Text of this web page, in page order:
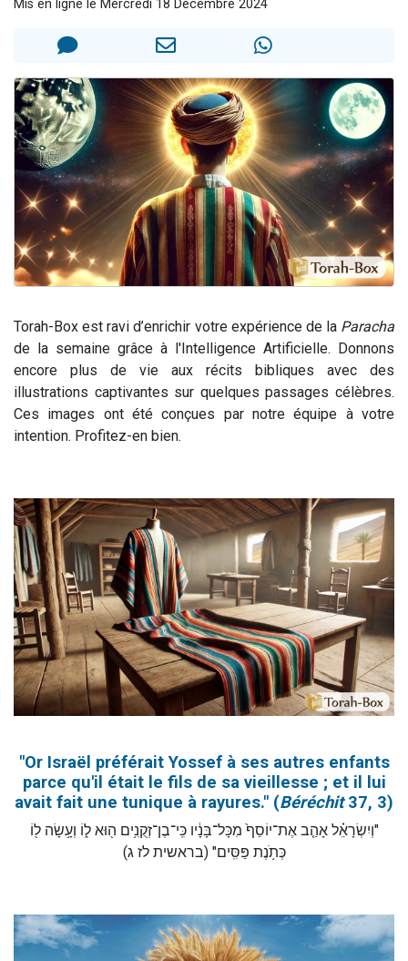
2 personnes viennent de nous rejoindre sur WhatsApp
2 personnes viennent de nous rejoindre sur WhatsApp
Mis en ligne le Mercredi 18 Décembre 2024
Torah-Box est ravi d’enrichir votre expérience de laParacha
de la semaine grâce à l'Intelligence Artificielle. Donnons
encore plus de vie aux récits bibliques avec des
illustrations captivantes sur quelques passages célèbres.
Ces images ont été conçues par notre équipe à votre
intention. Profitez-en bien.
"Or Israël préférait Yossef à ses autres enfants
parce qu'il était le fils de sa vieillesse ; et il lui
avait fait une tunique à rayures." (Béréchit37, 3)
"וְיִשְׂרָאֵ֗ל אָהַ֤ב אֶת־יוֹסֵף֙ מִכָּל־בָּנָ֔יו כִּֽי־בֶן־זְקֻנִ֥ים ה֖וּא ל֑וֹ וְעָ֥שָׂה ל֖וֹ
כְּתֹ֥נֶת פַּסִּֽים" (בראשית לז ג)